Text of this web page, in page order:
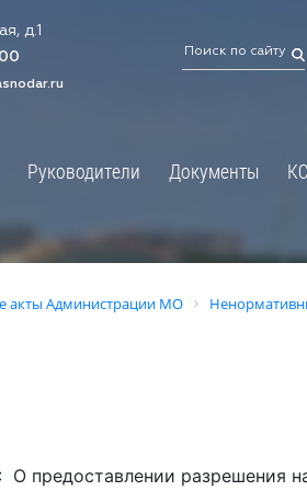
д.1
Руководители Документы
График приёмов граждан
депутатами
Депутатское объединение
Сведения о доходах,
акты Администрации МО
: О предоставлении разрешения